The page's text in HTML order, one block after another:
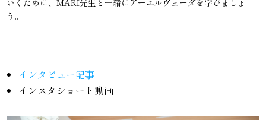
う。
インタビュー記事
インスタショート動画